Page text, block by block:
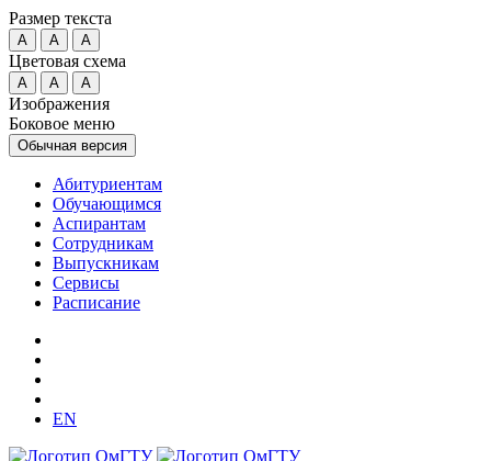
Размер текста
A A A
Цветовая схема
A A A
Изображения
Боковое меню
Обычная версия
Абитуриентам
Обучающимся
Аспирантам
Сотрудникам
Выпускникам
Сервисы
Расписание
EN